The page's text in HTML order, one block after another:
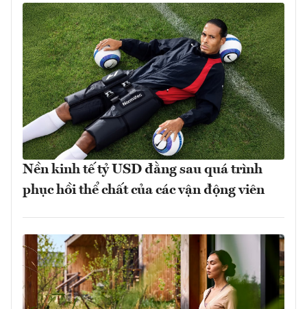
Nền kinh tế tỷ USD đằng sau quá trình
phục hồi thể chất của các vận động viên